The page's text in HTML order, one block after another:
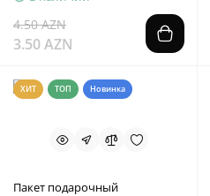
4.50 AZN
3.50 AZN
ХИТ ТОП Новинка
Пакет подарочный